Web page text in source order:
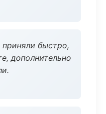
быстро,
дополнительно